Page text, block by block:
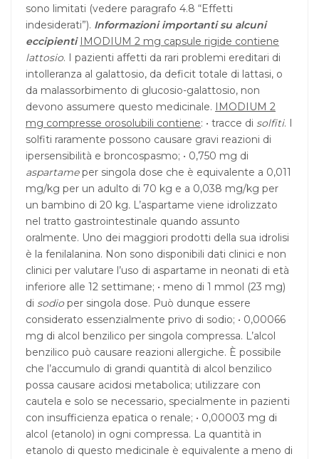
sono limitati (vedere paragrafo 4.8 “Effetti
indesiderati”). Informazioni importanti su alcuni
eccipienti IMODIUM 2 mg capsule rigide contiene
lattosio. I pazienti affetti da rari problemi ereditari di
intolleranza al galattosio, da deficit totale di lattasi, o
da malassorbimento di glucosio-galattosio, non
devono assumere questo medicinale. IMODIUM 2
mg compresse orosolubili contiene: • tracce di solfiti. I
solfiti raramente possono causare gravi reazioni di
ipersensibilità e broncospasmo; • 0,750 mg di
aspartameper singola dose che è equivalente a 0,011
mg/kg per un adulto di 70 kg e a 0,038 mg/kg per
un bambino di 20 kg. L’aspartame viene idrolizzato
nel tratto gastrointestinale quando assunto
oralmente. Uno dei maggiori prodotti della sua idrolisi
è la fenilalanina. Non sono disponibili dati clinici e non
clinici per valutare l’uso di aspartame in neonati di età
inferiore alle 12 settimane; • meno di 1 mmol (23 mg)
di sodioper singola dose. Può dunque essere
considerato essenzialmente privo di sodio; • 0,00066
mg di alcol benzilico per singola compressa. L’alcol
benzilico può causare reazioni allergiche. È possibile
che l’accumulo di grandi quantità di alcol benzilico
possa causare acidosi metabolica; utilizzare con
cautela e solo se necessario, specialmente in pazienti
con insufficienza epatica o renale; • 0,00003 mg di
alcol (etanolo) in ogni compressa. La quantità in
etanolo di questo medicinale è equivalente a meno di